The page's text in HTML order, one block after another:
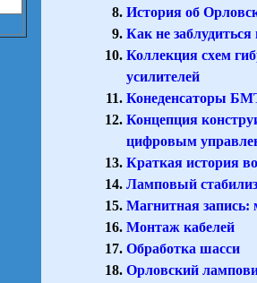
История об
Как не
Коллекция схем
усилителей
Конеденсаторы
Концепция
цифровым
Краткая история
Ламповый
Магнитная запись:
Монтаж кабелей
Обработка шасси
Орловский